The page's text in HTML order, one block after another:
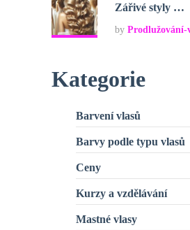
Zářivé styly …
byProdlužování-
Kategorie
Barvení vlasů
Barvy podle typu vlasů
Ceny
Kurzy a vzdělávání
Mastné vlasy